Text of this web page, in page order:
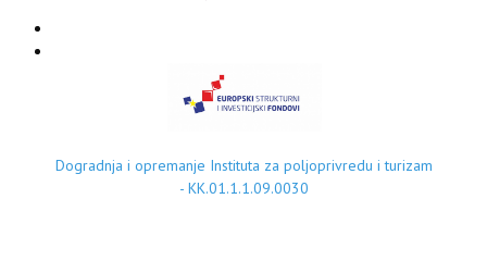
Dogradnja i opremanje Instituta za poljoprivredu i turizam
- KK.01.1.1.09.0030